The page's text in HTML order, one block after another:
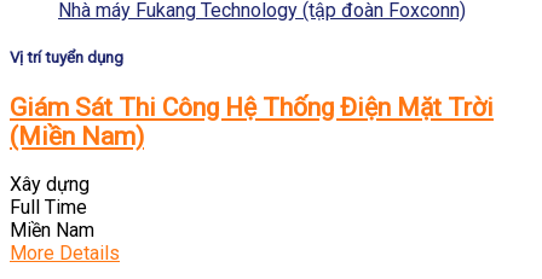
Nhà máy Fukang Technology (tập đoàn Foxconn)
Vị trí tuyển dụng
Giám Sát Thi Công Hệ Thống Điện Mặt Trời
(Miền Nam)
Xây dựng
Full Time
Miền Nam
More Details